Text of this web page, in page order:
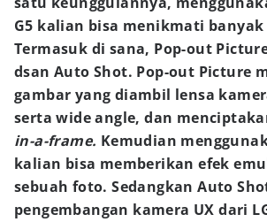
G5 kalian bisa menikmati
Termasuk di sana, Pop-out
dsan Auto Shot. Pop-out Picture
gambar yang diambil lensa
serta wide angle, dan
in-a-frame. Kemudian
kalian bisa memberikan efek
sebuah foto. Sedangkan Auto
pengembangan kamera UX dari